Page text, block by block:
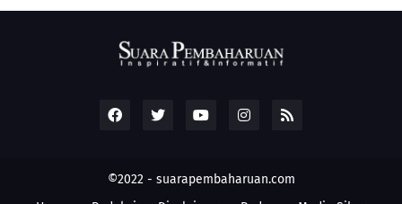
©2022 - suarapembaharuan.com